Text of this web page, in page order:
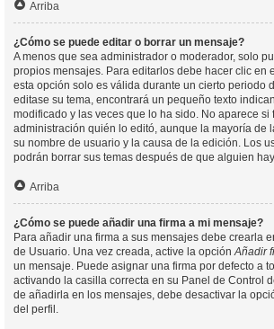
Arriba
¿Cómo se puede editar o borrar un mensaje?
A menos que sea administrador o moderador, solo
propios mensajes. Para editarlos debe hacer clic en
esta opción solo es válida durante un cierto periodo
editase su tema, encontrará un pequeño texto
modificado y las veces que lo ha sido. No aparece si
administración quién lo editó, aunque la mayoría de
su nombre de usuario y la causa de la edición. Los
podrán borrar sus temas después de que alguien
Arriba
¿Cómo se puede añadir una firma a mi mensaje?
Para añadir una firma a sus mensajes debe crearla
de Usuario. Una vez creada, active la opciónAñadir
un mensaje. Puede asignar una firma por defecto a
activando la casilla correcta en su Panel de Control
de añadirla en los mensajes, debe desactivar la
del perfil.